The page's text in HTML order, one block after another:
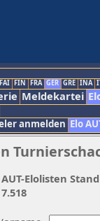
FAI FIN FRA GER GRE INA
Meldekartei
anmelden Elo
AUT-Elolisten
7.518